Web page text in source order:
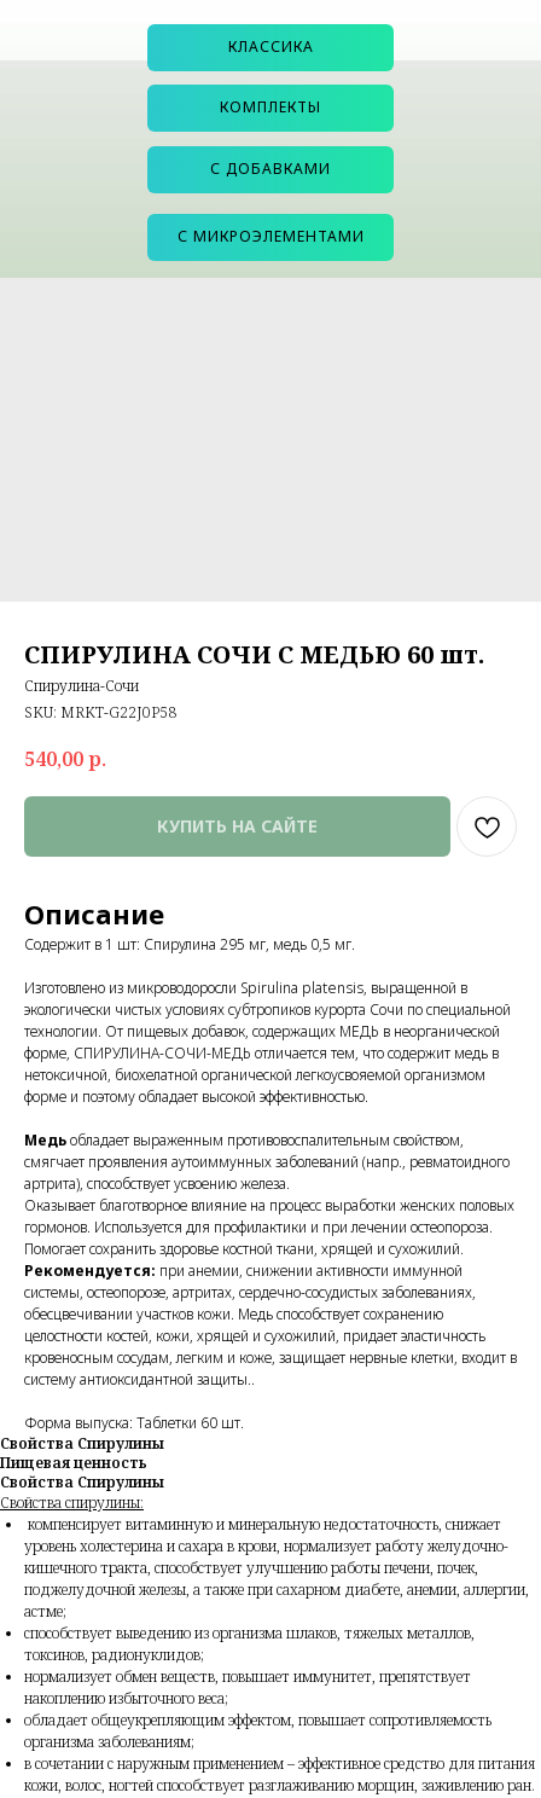
С ДОБАВКАМИ
С МИКРОЭЛЕМЕНТАМИ
КЛАССИКА
КОМПЛЕКТЫ
СПИРУЛИНА СОЧИ С МЕДЬЮ 60 шт.
Спирулина-Сочи
SKU: MRKT-G22J0P58
540,00р.
КУПИТЬ НА САЙТЕ
Описание
Содержит в 1 шт: Спирулина 295 мг, медь 0,5 мг.
Изготовлено из микроводоросли Spirulina platensis, выращенной в
экологически чистых условиях субтропиков курорта Сочи по специальной
технологии. От пищевых добавок, содержащих МЕДЬ в неорганической
форме, СПИРУЛИНА-СОЧИ-МЕДЬ отличается тем, что содержит медь в
нетоксичной, биохелатной органической легкоусвояемой организмом
форме и поэтому обладает высокой эффективностью.
Медьобладает выраженным противовоспалительным свойством,
смягчает проявления аутоиммунных заболеваний (напр., ревматоидного
артрита), способствует усвоению железа.
Оказывает благотворное влияние на процесс выработки женских половых
гормонов. Используется для профилактики и при лечении остеопороза.
Помогает сохранить здоровье костной ткани, хрящей и сухожилий.
Рекомендуется: при анемии, снижении активности иммунной
системы, остеопорозе, артритах, сердечно-сосудистых заболеваниях,
обесцвечивании участков кожи. Медь способствует сохранению
целостности костей, кожи, хрящей и сухожилий, придает эластичность
кровеносным сосудам, легким и коже, защищает нервные клетки, входит в
систему антиоксидантной защиты..
Форма выпуска: Таблетки 60 шт.
Свойства Спирулины
Пищевая ценность
Свойства Спирулины
Свойства спирулины:
компенсирует витаминную и минеральную недостаточность, снижает
уровень холестерина и сахара в крови, нормализует работу желудочно-
кишечного тракта, способствует улучшению работы печени, почек,
поджелудочной железы, а также при сахарном диабете, анемии, аллергии,
астме;
способствует выведению из организма шлаков, тяжелых металлов,
токсинов, радионуклидов;
нормализует обмен веществ, повышает иммунитет, препятствует
накоплению избыточного веса;
обладает общеукрепляющим эффектом, повышает сопротивляемость
организма заболеваниям;
в сочетании с наружным применением – эффективное средство для питания
кожи, волос, ногтей способствует разглаживанию морщин, заживлению ран.